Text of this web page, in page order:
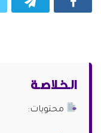
الـخـلاصـة
محتويات: